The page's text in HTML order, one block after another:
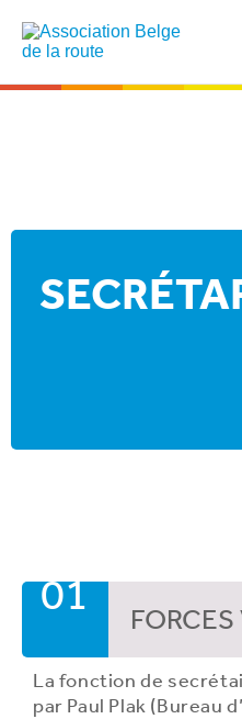
01
La fonction de
par Paul Plak (Bureau